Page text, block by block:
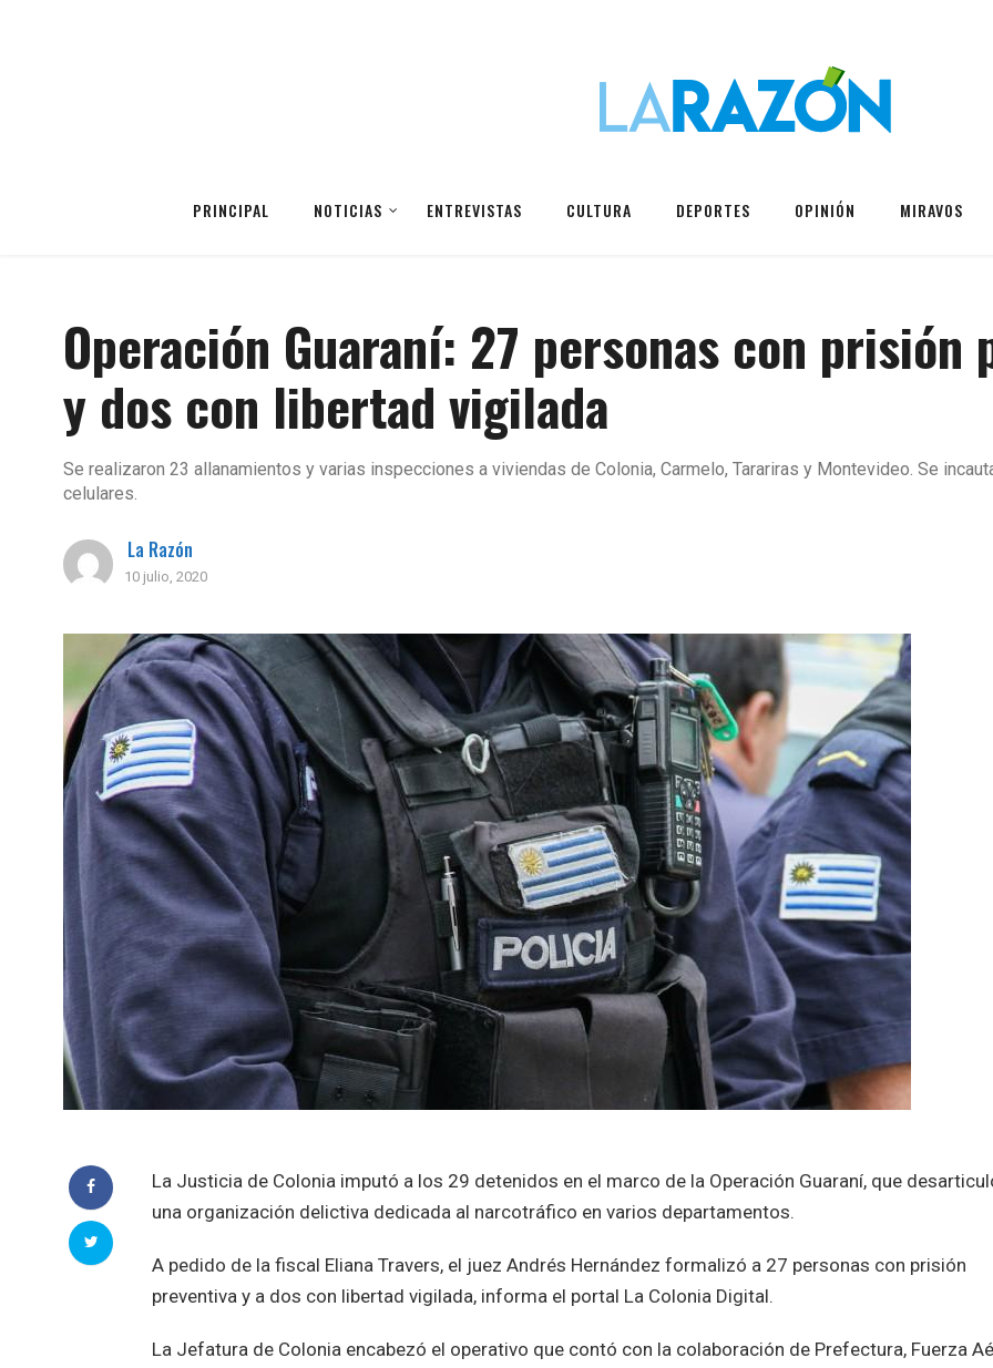
PRINCIPAL NOTICIAS ENTREVISTAS CULTURA DEPORTES OPINIÓN MIRAVOS
Operación Guaraní: 27 personas con prisión
y dos con libertad vigilada
Se realizaron 23 allanamientos y varias inspecciones a viviendas de Colonia, Carmelo, Tarariras y Montevideo. Se
celulares.
La Razón
10 julio, 2020
La Justicia de Colonia imputó a los 29 detenidos en el marco de la Operación Guaraní, que
una organización delictiva dedicada al narcotráfico en varios departamentos.
A pedido de la fiscal Eliana Travers, el juez Andrés Hernández formalizó a 27 personas con prisión
preventiva y a dos con libertad vigilada, informa el portal La Colonia Digital.
La Jefatura de Colonia encabezó el operativo que contó con la colaboración de Prefectura, Fuerza